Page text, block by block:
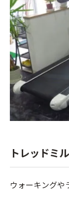
トレッドミル
ウォーキングや